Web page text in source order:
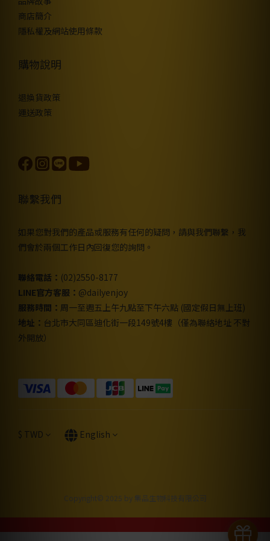
商店簡介
隱私權及網站使用條款
購物說明
退換貨政策
運送政策
聯繫我們
如果您對我們的產品或服務有任何的疑問，請與我們聯繫，我
們會於兩個工作日內回復您的詢問。
聯絡電話： (02)2550-8177
LINE官方客服： @dailyenjoy
服務時間： 周一至週五上午九點至下午六點 (國定假日無上班)
地址： 台北市大同區迪化街一段149號4樓（僅為聯絡地址 不對
外開放）
$ TWD English
Copyright© 2025 by 集品生物科技有限公司